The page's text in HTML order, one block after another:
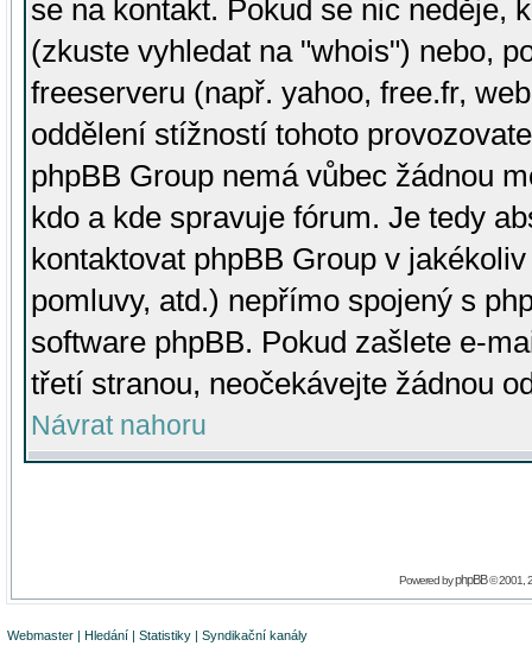
se na kontakt. Pokud se nic neděje,
(zkuste vyhledat na "whois") nebo,
freeserveru (např. yahoo, free.fr,
oddělení stížností tohoto
phpBB Group nemá vůbec žádnou
kdo a kde spravuje fórum. Je tedy
kontaktovat phpBB Group v
pomluvy, atd.) nepřímo spojený s
software phpBB. Pokud zašlete e-
třetí stranou, neočekávejte žádnou
Návrat nahoru
Powered byphpBB© 2001,
Webmaster | Hledání | Statistiky | Syndikační kanály